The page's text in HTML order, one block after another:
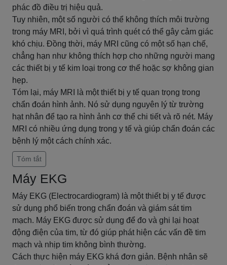
phác đồ điều trị hiệu quả.
Tuy nhiên, một số người có thể không thích môi trường
trong máy MRI, bởi vì quá trình quét có thể gây cảm giác
khó chịu. Đồng thời, máy MRI cũng có một số hạn chế,
chẳng hạn như không thích hợp cho những người mang
các thiết bị y tế kim loại trong cơ thể hoặc sợ không gian
hẹp.
Tóm lại, máy MRI là một thiết bị y tế quan trọng trong
chẩn đoán hình ảnh. Nó sử dụng nguyên lý từ trường
hạt nhân để tạo ra hình ảnh cơ thể chi tiết và rõ nét. Máy
MRI có nhiều ứng dụng trong y tế và giúp chẩn đoán các
bệnh lý một cách chính xác.
Tóm tắt
Máy EKG
Máy EKG (Electrocardiogram) là một thiết bị y tế được
sử dụng phổ biến trong chẩn đoán và giám sát tim
mạch. Máy EKG được sử dụng để đo và ghi lại hoạt
động điện của tim, từ đó giúp phát hiện các vấn đề tim
mạch và nhịp tim không bình thường.
Cách thực hiện máy EKG khá đơn giản. Bệnh nhân sẽ